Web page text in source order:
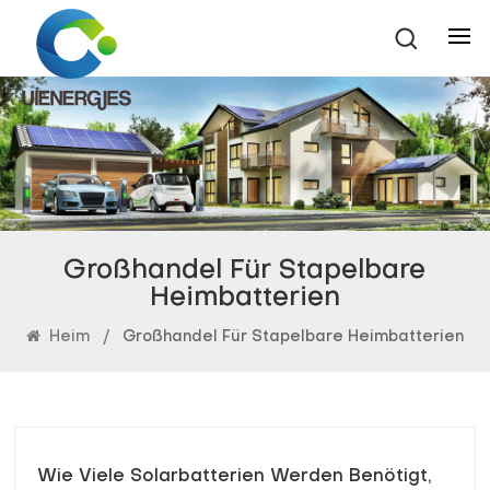
Großhandel Für Stapelbare
Heimbatterien
Heim / Großhandel Für Stapelbare Heimbatterien
Wie Viele Solarbatterien Werden Benötigt,